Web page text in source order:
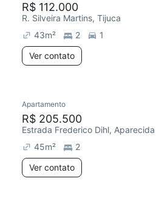
R$ 112.000
R. Silveira Martins, Tijuca
43m² 2
1
Ver contato
Apartamento
R$ 205.500
Estrada Frederico Dihl, Aparecida
45m²
2
Ver contato